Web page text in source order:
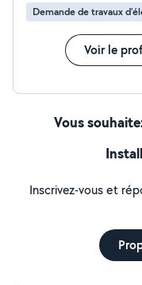
Demande de travaux
Voir le
Vous
Inscrivez-vous et